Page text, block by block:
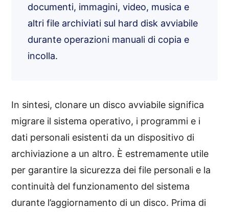
documenti, immagini, video, musica e
altri file archiviati sul hard disk avviabile
durante operazioni manuali di copia e
incolla.
In sintesi, clonare un disco avviabile significa
migrare il sistema operativo, i programmi e i
dati personali esistenti da un dispositivo di
archiviazione a un altro. È estremamente utile
per garantire la sicurezza dei file personali e la
continuità del funzionamento del sistema
durante l’aggiornamento di un disco. Prima di